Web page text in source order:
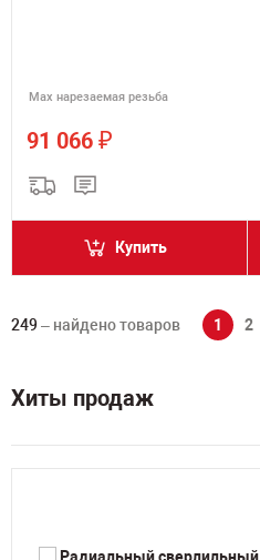
Мах нарезаемая резьба
91 066 ₽
Купить
249– найдено товаров 1 2
Хиты продаж